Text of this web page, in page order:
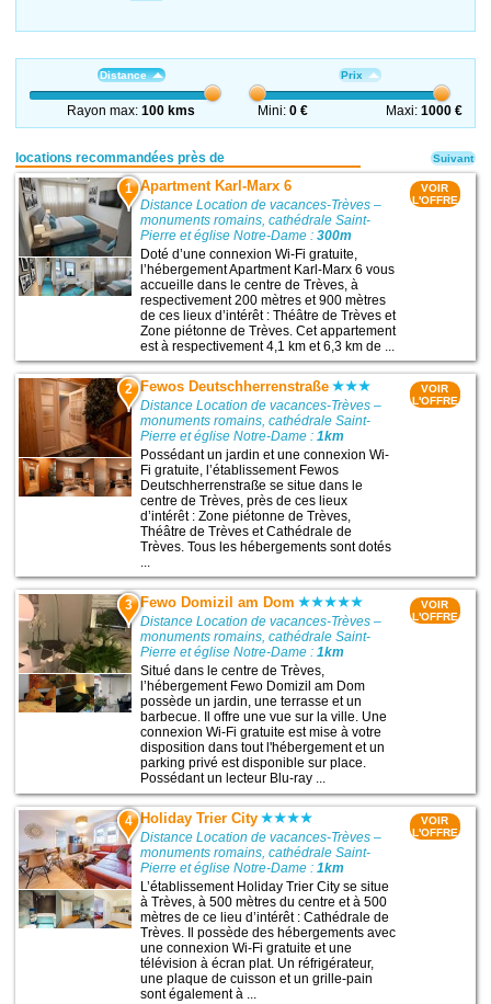
Distance
Rayon max:100 kms
Prix
Mini:0 € Maxi: 1000 €
locations recommandées près de
1 Apartment Karl-Marx 6
Distance Location de vacances-Trèves –
monuments romains, cathédrale Saint-
Pierre et église Notre-Dame :300m
Doté d’une connexion Wi-Fi gratuite,
l’hébergement Apartment Karl-Marx 6 vous
accueille dans le centre de Trèves, à
respectivement 200 mètres et 900 mètres
de ces lieux d’intérêt : Théâtre de Trèves et
Zone piétonne de Trèves. Cet appartement
est à respectivement 4,1 km et 6,3 km de ...
VOIR
L'OFFRE
2 Fewos Deutschherrenstraße
Distance Location de vacances-Trèves –
monuments romains, cathédrale Saint-
Pierre et église Notre-Dame :1km
Possédant un jardin et une connexion Wi-
Fi gratuite, l’établissement Fewos
Deutschherrenstraße se situe dans le
centre de Trèves, près de ces lieux
d’intérêt : Zone piétonne de Trèves,
Théâtre de Trèves et Cathédrale de
Trèves. Tous les hébergements sont dotés
VOIR
L'OFFRE
3 Fewo Domizil am Dom
Distance Location de vacances-Trèves –
monuments romains, cathédrale Saint-
Pierre et église Notre-Dame :1km
Situé dans le centre de Trèves,
l’hébergement Fewo Domizil am Dom
possède un jardin, une terrasse et un
barbecue. Il offre une vue sur la ville. Une
connexion Wi-Fi gratuite est mise à votre
disposition dans tout l'hébergement et un
parking privé est disponible sur place.
Possédant un lecteur Blu-ray ...
VOIR
L'OFFRE
4 Holiday Trier City
Distance Location de vacances-Trèves –
monuments romains, cathédrale Saint-
Pierre et église Notre-Dame :1km
L’établissement Holiday Trier City se situe
à Trèves, à 500 mètres du centre et à 500
mètres de ce lieu d’intérêt : Cathédrale de
Trèves. Il possède des hébergements avec
une connexion Wi-Fi gratuite et une
télévision à écran plat. Un réfrigérateur,
une plaque de cuisson et un grille-pain
sont également à ...
VOIR
L'OFFRE
Suivant